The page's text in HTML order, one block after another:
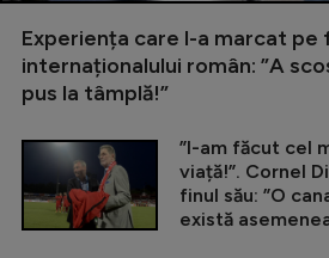
Experiența care l-a marcat pe
internaționalului român: ”A
pus la tâmplă!”
”I-am făcut cel
viață!”. Cornel
finul său: ”O
există